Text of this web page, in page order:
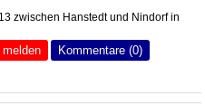
zwischen Hanstedt und Nindorf in
Kommentare (0)